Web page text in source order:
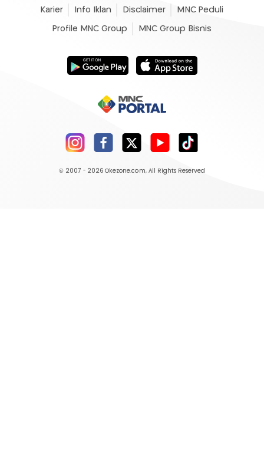
Karier Info Iklan Disclaimer MNC Peduli
Profile MNC Group MNC Group Bisnis
© 2007 - 2026 Okezone.com, All Rights Reserved